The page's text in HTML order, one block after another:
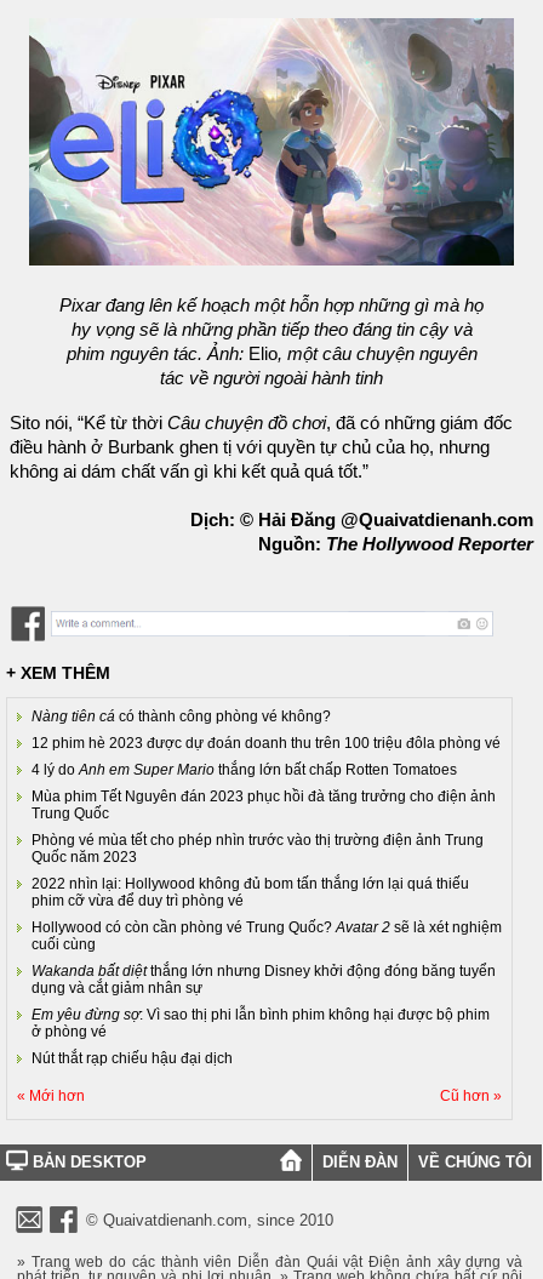
Pixar đang lên kế hoạch một hỗn hợp những gì mà họ
hy vọng sẽ là những phần tiếp theo đáng tin cậy và
phim nguyên tác. Ảnh:Elio, một câu chuyện nguyên
tác về người ngoài hành tinh
Sito nói, “Kể từ thời Câu chuyện đồ chơi, đã có những giám đốc
điều hành ở Burbank ghen tị với quyền tự chủ của họ, nhưng
không ai dám chất vấn gì khi kết quả quá tốt.”
Dịch: © Hải Đăng @Quaivatdienanh.com
Nguồn: The Hollywood Reporter
+ XEM THÊM
Nàng tiên cá có thành công phòng vé không?
12 phim hè 2023 được dự đoán doanh thu trên 100 triệu đôla phòng vé
4 lý do Anh em Super Mario thắng lớn bất chấp Rotten Tomatoes
Mùa phim Tết Nguyên đán 2023 phục hồi đà tăng trưởng cho điện ảnh
Trung Quốc
Phòng vé mùa tết cho phép nhìn trước vào thị trường điện ảnh Trung
Quốc năm 2023
2022 nhìn lại: Hollywood không đủ bom tấn thắng lớn lại quá thiếu
phim cỡ vừa để duy trì phòng vé
Hollywood có còn cần phòng vé Trung Quốc? Avatar 2 sẽ là xét nghiệm
cuối cùng
Wakanda bất diệtthắng lớn nhưng Disney khởi động đóng băng tuyển
dụng và cắt giảm nhân sự
Em yêu đừng sợ: Vì sao thị phi lẫn bình phim không hại được bộ phim
ở phòng vé
Nút thắt rạp chiếu hậu đại dịch
« Mới hơn Cũ hơn »
BẢN DESKTOP DIỄN ĐÀN VỀ CHÚNG TÔI
© Quaivatdienanh.com, since 2010
» Trang web do các thành viên Diễn đàn Quái vật Điện ảnh xây dựng và